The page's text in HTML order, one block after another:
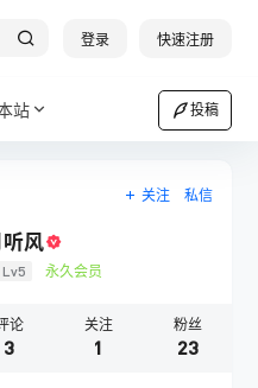
登录 快速注册
站 投稿
关注 私信
风
Lv5 永久会员
论
3
关注
1
粉丝
23